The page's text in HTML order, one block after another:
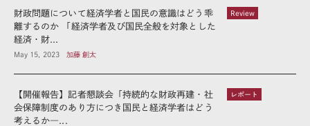
Review
財政問題について経済学者と国民の意識はどう乖
離するのか 「経済学者及び国民全般を対象とした
経済・財...
May 15, 2023 加藤 創太
レポート
【開催報告】記者懇談会「持続的な財政再建・社
会保障制度のあり方につき国民と経済学者はどう
考えるか―...